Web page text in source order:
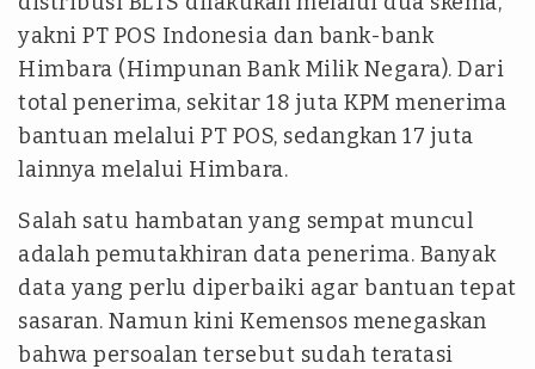
yakni PT POS Indonesia dan bank-bank
Himbara (Himpunan Bank Milik Negara). Dari
total penerima, sekitar 18 juta KPM menerima
bantuan melalui PT POS, sedangkan 17 juta
lainnya melalui Himbara.
Salah satu hambatan yang sempat muncul
adalah pemutakhiran data penerima. Banyak
data yang perlu diperbaiki agar bantuan tepat
sasaran. Namun kini Kemensos menegaskan
bahwa persoalan tersebut sudah teratasi